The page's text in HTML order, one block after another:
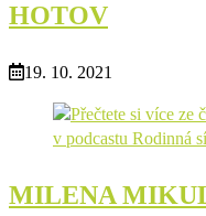
HOTOV
19. 10. 2021
MILENA